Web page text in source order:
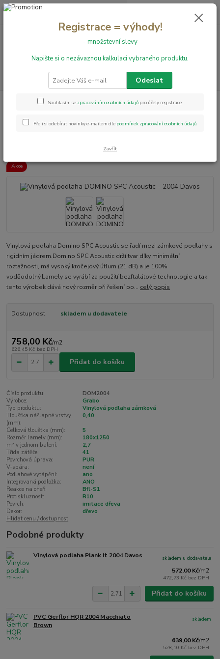
+420 731 199 591 0,00 Kč
Vinylové podlahy
Vinylová podlaha DOMINO SPC Acoustic - 2004
Vinylová podlaha DOMINO SPC
Acoustic - 2004 Davos
Akce
Vinylová podlaha Domino SPC Acoustic se řadí mezi zámkové podlahy s
rigidním jádrem.Domino SPC Acoustic drží tvar díky minimální
roztažnosti, má vysoký kročejový útlum (21 dB) a je 100%
voděodolný.Lamely se vyrábí za použití bezftalátové technologie a tak
tento výrobek dává nový rozměr při řešení po... celý popis
Dostupnost skladem u dodavatele
758,00 Kč/m2
626,45 Kč bez DPH
Přidat do košíku
Číslo produktu:
DOM2004
Výrobce:
Grabo
Typ produktu:
Vinylová podlaha zámková
Tloušťka nášlapné vrstvy
(mm):
0,40
Celková tloušťka (mm):
5
Rozměr lamely (mm):
180x1250
m² v jednom balení:
2,7
Třída zátěže:
41
Povrchová úprava:
PUR
V-spára:
není
Podlahové vytápění:
ano
Integrovaná podložka:
ANO
Reakce na oheň:
Bfl-S1
Protiskluznost:
R10
Povrch:
imitace dřeva
Dekor:
dřevo
Hlídat cenu / dostupnost
Podobné produkty
Vinylová podlaha Plank It 2004 Davos
572,00 Kč/m2
472,73 Kč bez DPH
skladem u dodavatele
Přidat do košíku
PVC Gerflor HQR 2004 Macchiato
Brown
639,00 Kč/m2
528,10 Kč bez DPH
skladem
Registrace = výhody!
- množstevní slevy
Napište si o nezávaznou kalkulaci vybraného produktu.
Odeslat
Souhlasím se zpracováním osobních údajů pro účely registrace.
Přeji si odebírat novinky e-mailem dle podmínek zpracování osobních údajů.
Zavřít